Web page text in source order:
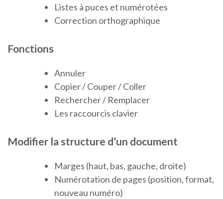
Listes à puces et numérotées
Correction orthographique
Fonctions
Annuler
Copier / Couper / Coller
Rechercher / Remplacer
Les raccourcis clavier
Modifier la structure d’un document
Marges (haut, bas, gauche, droite)
Numérotation de pages (position, format,
nouveau numéro)